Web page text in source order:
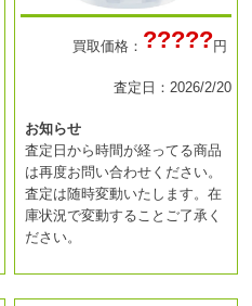
買取価格： ?????円
査定日：2026/2/20
お知らせ
査定日から時間が経ってる商品
は再度お問い合わせください。
査定は随時変動いたします。在
庫状況で変動することご了承く
ださい。